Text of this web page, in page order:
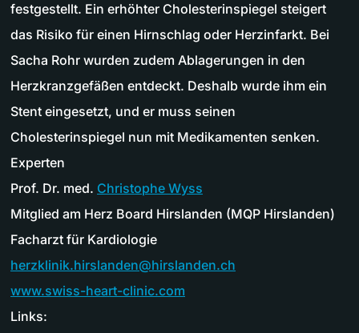
festgestellt. Ein erhöhter Cholesterinspiegel steigert
das Risiko für einen Hirnschlag oder Herzinfarkt. Bei
Sacha Rohr wurden zudem Ablagerungen in den
Herzkranzgefäßen entdeckt. Deshalb wurde ihm ein
Stent eingesetzt, und er muss seinen
Cholesterinspiegel nun mit Medikamenten senken.
Experten
Prof. Dr. med. Christophe Wyss
Mitglied am Herz Board Hirslanden (MQP Hirslanden)
Facharzt für Kardiologie
herzklinik.hirslanden@hirslanden.ch
www.swiss-heart-clinic.com
Links: